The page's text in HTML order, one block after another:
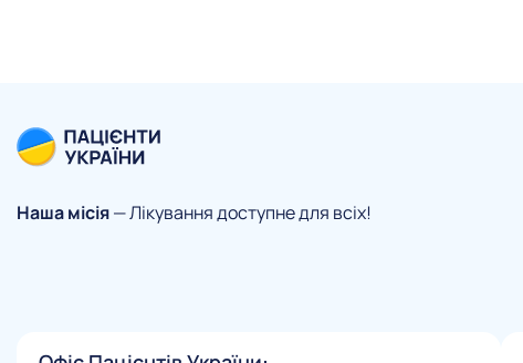
Наша місія— Лікування доступне для всіх!